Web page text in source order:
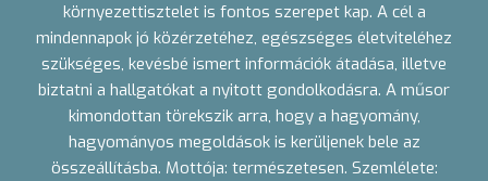
környezettisztelet is fontos szerepet kap. A cél a
mindennapok jó közérzetéhez, egészséges életviteléhez
szükséges, kevésbé ismert információk átadása, illetve
biztatni a hallgatókat a nyitott gondolkodásra. A műsor
kimondottan törekszik arra, hogy a hagyomány,
hagyományos megoldások is kerüljenek bele az
összeállításba. Mottója: természetesen. Szemlélete: